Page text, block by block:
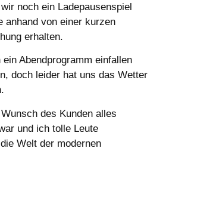
noch ein Ladepausenspiel
anhand von einer kurzen
erhalten.
Abendprogramm einfallen
doch leider hat uns das Wetter
des Kunden alles
und ich tolle Leute
Welt der modernen